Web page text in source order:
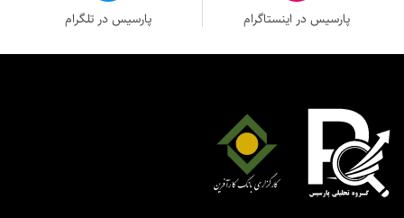
پارسیس در اینستاگرام پارسیس در تلگرام